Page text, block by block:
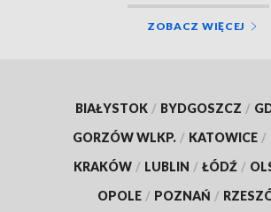
ZOBACZ WIĘCEJ
BIAŁYSTOK / BYDGOSZCZ /
GORZÓW WLKP. / KATOWICE /
KRAKÓW / LUBLIN / ŁÓDŹ /
OPOLE / POZNAŃ /